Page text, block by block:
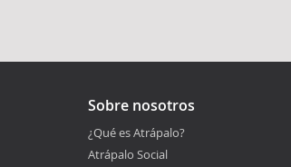
Sobre nosotros
¿Qué es Atrápalo?
Atrápalo Social